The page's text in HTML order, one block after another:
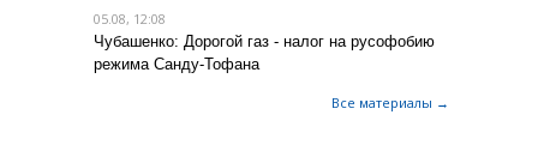
05.08, 12:08
Чубашенко: Дорогой газ - налог на русофобию
режима Санду-Тофана
Все материалы →